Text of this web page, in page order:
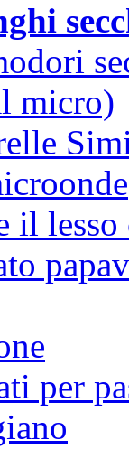
micro)
il lesso
per